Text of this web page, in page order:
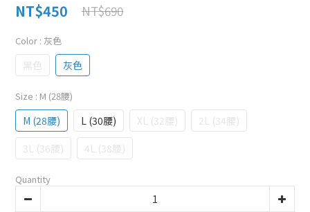
NT$450 NT$690
Color : 灰色
黑色 灰色
Size : M (28腰)
M (28腰) L (30腰) XL (32腰)
2L (34腰)
3L (36腰)
4L (38腰)
Quantity